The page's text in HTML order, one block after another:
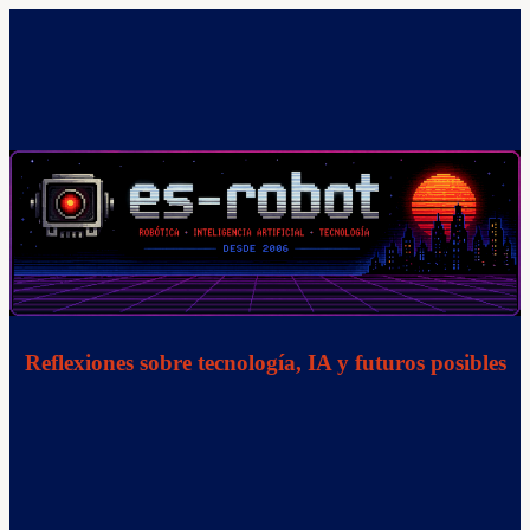
Reflexiones sobre tecnología, IA y futuros posibles